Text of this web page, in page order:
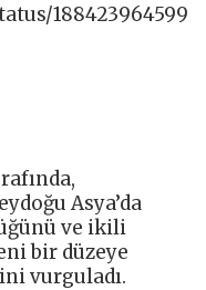
188423964599
Asya’da
ve ikili
bir düzeye
vurguladı.